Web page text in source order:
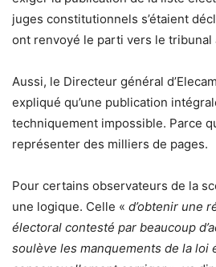
juges constitutionnels s’étaient
ont renvoyé le parti vers le tribunal
Aussi, le Directeur général
expliqué qu’une publication
techniquement impossible. Parce
représenter des milliers de pages.
Pour certains observateurs de la
une logique. Celle « d’obtenir une
électoral contesté par beaucoup
soulève les manquements de la loi